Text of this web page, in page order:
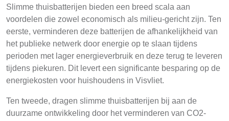
Slimme thuisbatterijen bieden een breed scala aan
voordelen die zowel economisch als milieu-gericht zijn. Ten
eerste, verminderen deze batterijen de afhankelijkheid van
het publieke netwerk door energie op te slaan tijdens
perioden met lager energieverbruik en deze terug te leveren
tijdens piekuren. Dit levert een significante besparing op de
energiekosten voor huishoudens in Visvliet.
Ten tweede, dragen slimme thuisbatterijen bij aan de
duurzame ontwikkeling door het verminderen van CO2-